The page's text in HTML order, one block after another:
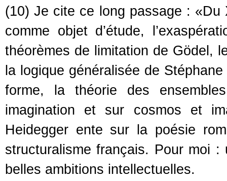
(10) Je cite ce long passage : «Du
comme objet d’étude,
théorèmes de limitation de Gödel,
la logique généralisée de
forme, la théorie des
imagination et sur cosmos et
Heidegger ente sur la poésie
structuralisme français. Pour moi
belles ambitions intellectuelles.